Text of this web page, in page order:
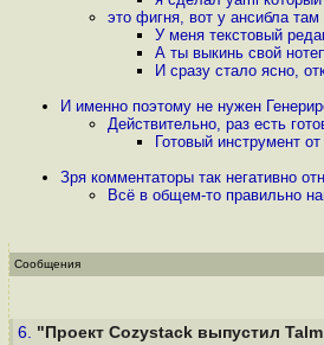
это фигня, вот у ансибла
У меня текстовый
А ты выкинь свой
И сразу стало ясно,
И именно поэтому не нужен
Действительно, раз есть
Готовый инструмент
Зря комментаторы так негативно
Всё в общем-то правильно
Сообщения
6. "Проект Cozystack выпустил